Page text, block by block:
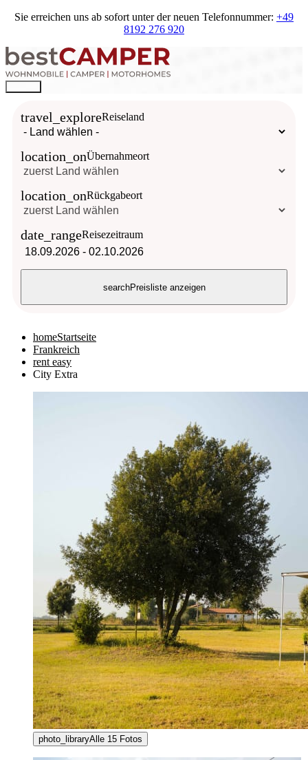
Sie erreichen uns ab sofort unter der neuen Telefonnummer: +49
8192 276 920
travel_exploreReiseland
location_onÜbernahmeort
location_onRückgabeort
date_rangeReisezeitraum
18.09.2026 - 02.10.2026
searchPreisliste anzeigen
homeStartseite
Frankreich
rent easy
City Extra
photo_libraryAlle 15 Fotos